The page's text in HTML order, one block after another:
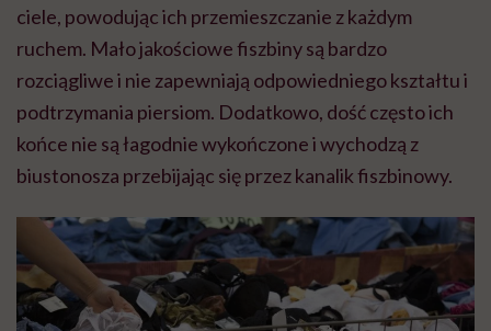
ciele, powodując ich przemieszczanie z każdym
ruchem. Mało jakościowe fiszbiny są bardzo
rozciągliwe i nie zapewniają odpowiedniego kształtu i
podtrzymania piersiom. Dodatkowo, dość często ich
końce nie są łagodnie wykończone i wychodzą z
biustonosza przebijając się przez kanalik fiszbinowy.